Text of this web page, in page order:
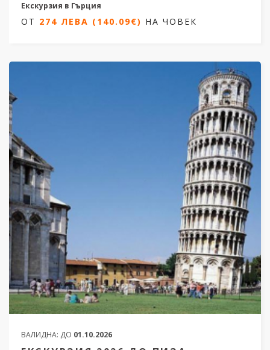
Екскурзия в Гърция
2 нощувки / 3 дни
НА ЧОВЕК
ОТ 274 ЛЕВА (140.09€) НА ЧОВЕК
ВАЛИДНА: ДО 01.10.2026